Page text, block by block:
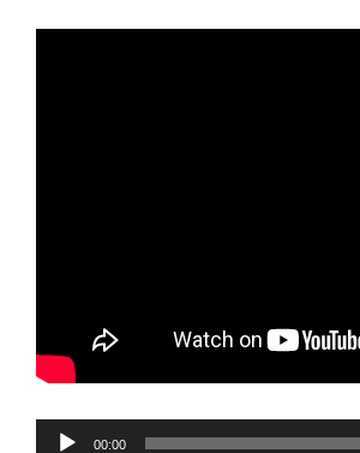
Reproductor
00:00